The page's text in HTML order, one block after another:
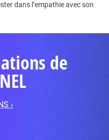
dans l’empathie avec son
de
›